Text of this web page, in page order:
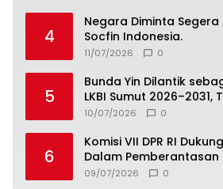
4
Negara Diminta Segera
Socfin Indonesia.
11/07/2026 0
5
Bunda Yin Dilantik
LKBI Sumut 2026–2031,
Komitmen Perkuat
10/07/2026 0
6
Komisi VII DPR RI
Dalam Pemberantasan
Wisata
09/07/2026 0